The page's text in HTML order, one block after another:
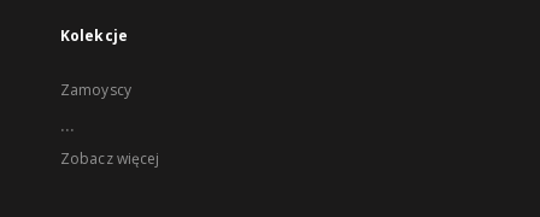
Kolekcje
Zamoyscy
...
Zobacz więcej